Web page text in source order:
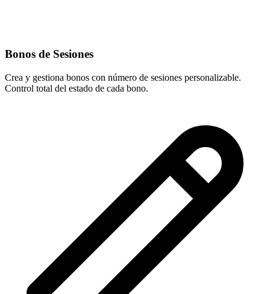
Bonos de Sesiones
Crea y gestiona bonos con número de sesiones personalizable.
Control total del estado de cada bono.